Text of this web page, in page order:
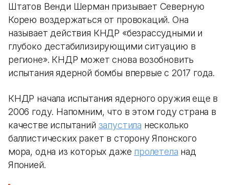
Штатов Венди Шерман призывает Северную
Корею воздержаться от провокаций. Она
называет действия КНДР «безрассудными и
глубоко дестабилизирующими ситуацию в
регионе». КНДР может снова возобновить
испытания ядерной бомбы впервые с 2017 года.
КНДР начала испытания ядерного оружия еще в
2006 году. Напомним, что в этом году страна в
качестве испытаний запустила несколько
баллистических ракет в сторону Японского
мора, одна из которых даже пролетела над
Японией.